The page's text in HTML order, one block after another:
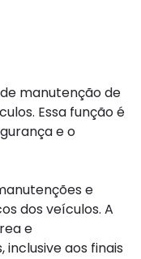
manutenção de
Essa função é
e o
e
dos veículos. A
e
inclusive aos finais